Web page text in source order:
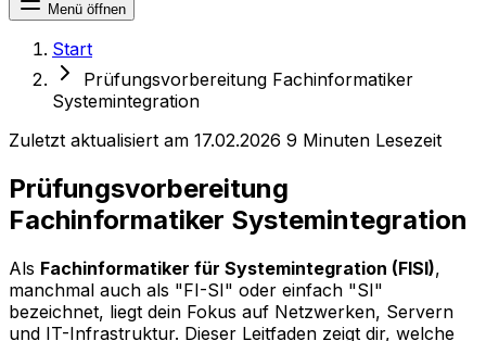
Menü öffnen
Start
Prüfungsvorbereitung Fachinformatiker
Systemintegration
Zuletzt aktualisiert am 17.02.2026 9 Minuten Lesezeit
Prüfungsvorbereitung
Fachinformatiker Systemintegration
Als Fachinformatiker für Systemintegration (FISI),
manchmal auch als "FI-SI" oder einfach "SI"
bezeichnet, liegt dein Fokus auf Netzwerken, Servern
und IT-Infrastruktur. Dieser Leitfaden zeigt dir, welche